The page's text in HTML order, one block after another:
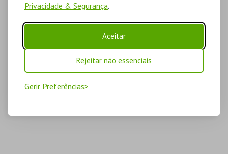
Privacidade & Segurança.
Aceitar
Rejeitar não essenciais
Gerir Preferências